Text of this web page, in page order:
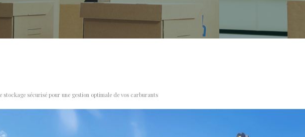
sécurisé pour une gestion optimale de vos carburants